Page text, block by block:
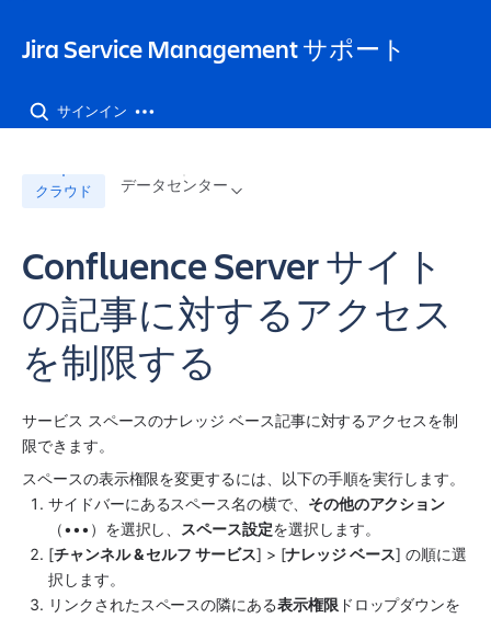
Jira Service Management サポート
サインイン
クラウド データセンター
Confluence Server サイト
の記事に対するアクセス
を制限する
サービス スペースのナレッジ ベース記事に対するアクセスを制
限できます。
スペースの表示権限を変更するには、以下の手順を実行します。
サイドバーにあるスペース名の横で、 その他のアクション
（•••）を選択し、 スペース設定を選択します。
[チャンネル & セルフ サービス] > [ナレッジ ベース] の順に選
択します。
リンクされたスペースの隣にある表示権限 ドロップダウンを